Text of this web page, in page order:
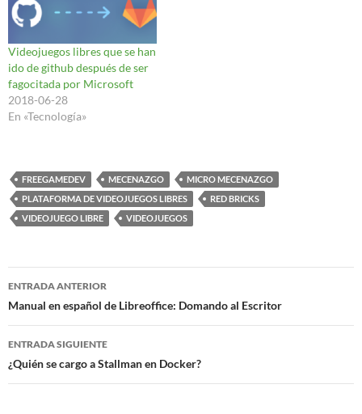
Videojuegos libres que se han
ido de github después de ser
fagocitada por Microsoft
2018-06-28
En «Tecnología»
FREEGAMEDEV MECENAZGO
MICRO MECENAZGO
PLATAFORMA DE VIDEOJUEGOS LIBRES
RED BRICKS
VIDEOJUEGO LIBRE
VIDEOJUEGOS
Navegación
de
entradas
ENTRADA ANTERIOR
Manual en español de Libreoffice: Domando al Escritor
ENTRADA SIGUIENTE
¿Quién se cargo a Stallman en Docker?